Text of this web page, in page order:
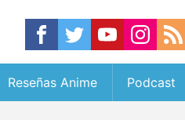
Reseñas Anime Podcast